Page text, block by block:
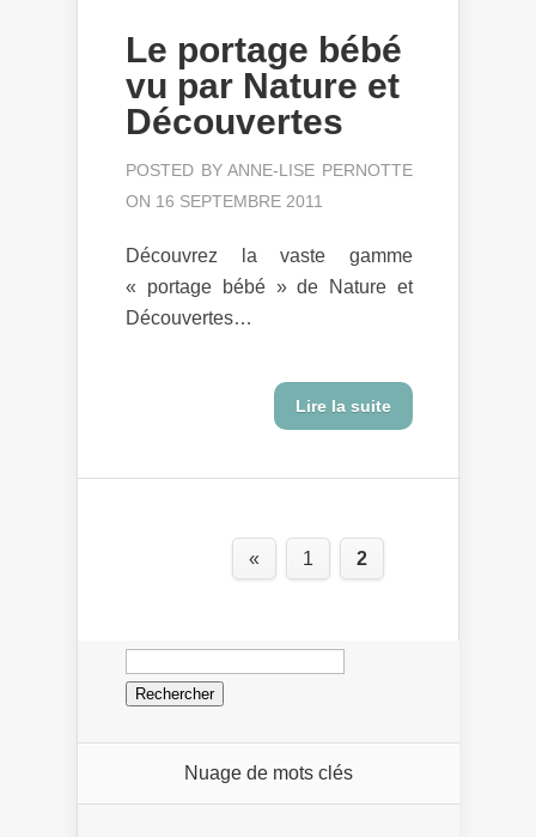
Le portage bébé
vu par Nature et
Découvertes
POSTED BYANNE-LISE PERNOTTE
ON 16 SEPTEMBRE 2011
Découvrez la vaste gamme
« portage bébé » de Nature et
Découvertes…
Lire la suite
« 1 2
Rechercher :
Nuage de mots clés